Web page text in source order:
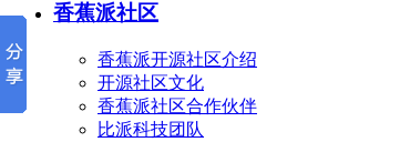
香蕉派社区
香蕉派开源社区介绍
开源社区文化
香蕉派社区合作伙伴
比派科技团队